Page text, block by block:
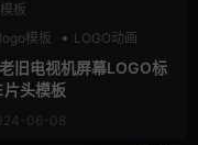
板
模板
LOGO动画
旧电视机屏幕LOGO标
片头模板
06-08